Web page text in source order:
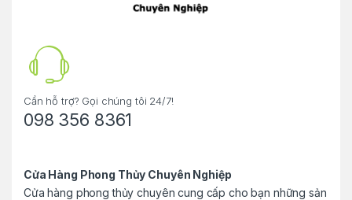
Cần hỗ trợ? Gọi chúng tôi 24/7!
098 356 8361
Cửa Hàng Phong Thủy Chuyên Nghiệp
Cửa hàng phong thủy chuyên cung cấp cho bạn những sản